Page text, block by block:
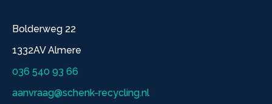
Bolderweg 22
1332AV Almere
036 540 93 66
aanvraag@schenk-recycling.nl